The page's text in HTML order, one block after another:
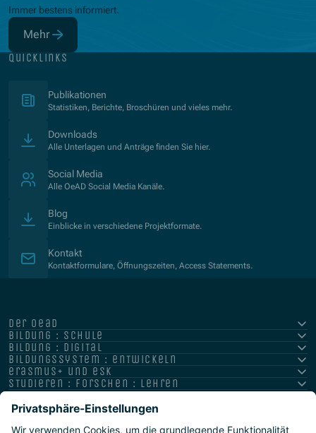
Immer bestens informiert.
Mehr
(Öffnet in neuem Fenster)
quicklinks
Publikationen
Statistiken, Berichte, Broschüren und vieles mehr.
Downloads
Alle Unterlagen und Anträge finden Sie hier.
Social Media
Alle OeAD Social Media Kanäle.
Blog
Einblicke in verschiedene Projektformate.
Kontakt
Kontaktformulare, Öffnungszeiten, Access Statements.
der oead
bildung : schule
bildung : digital
bildungssystem : entwickeln
erasmus+ und esk
studieren : forschen : lehren
hochschule : strategie : international